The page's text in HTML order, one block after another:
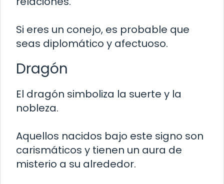
Si eres un conejo, es probable que
seas diplomático y afectuoso.
Dragón
El dragón simboliza la suerte y la
nobleza.
Aquellos nacidos bajo este signo son
carismáticos y tienen un aura de
misterio a su alrededor.